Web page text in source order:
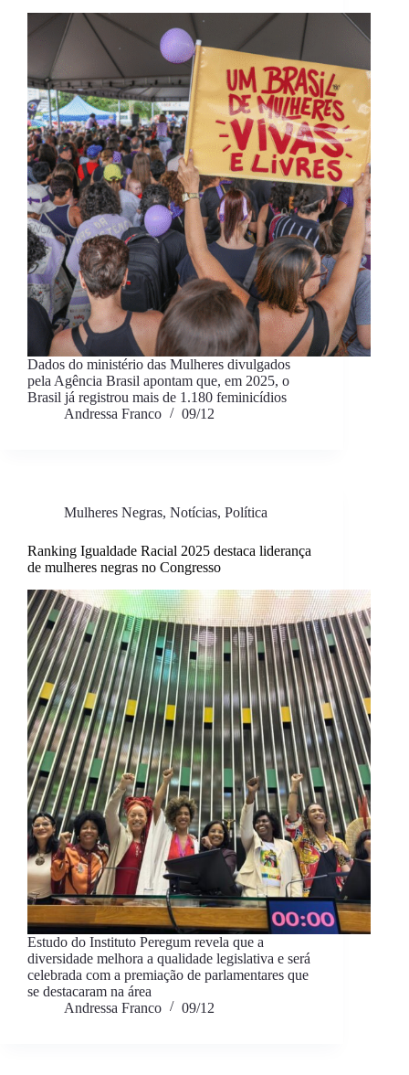
Dados do ministério das Mulheres divulgados
pela Agência Brasil apontam que, em 2025, o
Brasil já registrou mais de 1.180 feminicídios
Andressa Franco
09/12
Mulheres Negras, Notícias, Política
Ranking Igualdade Racial 2025 destaca liderança
de mulheres negras no Congresso
Estudo do Instituto Peregum revela que a
diversidade melhora a qualidade legislativa e será
celebrada com a premiação de parlamentares que
se destacaram na área
Andressa Franco
09/12